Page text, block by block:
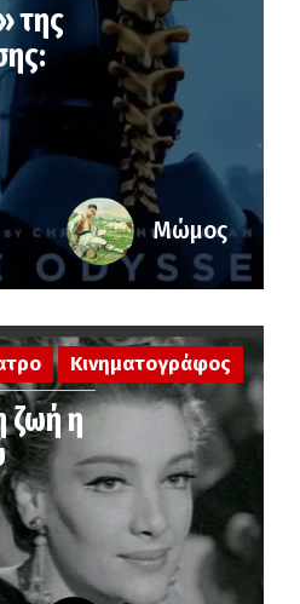
της
Μώμος
ζωή η
Κινηματογράφος